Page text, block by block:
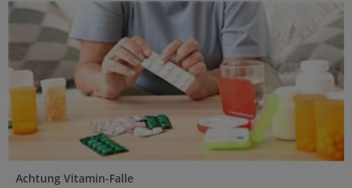
Achtung Vitamin-Falle